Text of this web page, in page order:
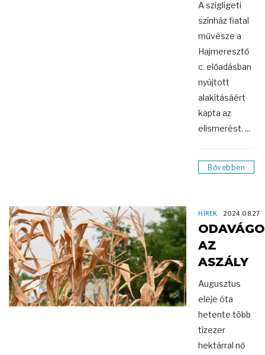
A szigligeti
színház fiatal
művésze a
Hajmeresztő
c. előadásban
nyújtott
alakításáért
kapta az
elismerést. ...
Bővebben
HÍREK 2024.08.27
AZ
ASZÁLY
Augusztus
eleje óta
hetente több
tízezer
hektárral nő